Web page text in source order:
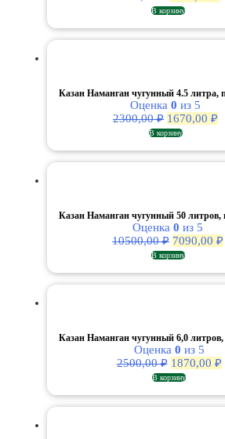
цена
В корзину
Казан Наманган чугунный 4.5 литра,
Оценка 0 из 5
2300,00₽
цена
1670,00 ₽
В корзину
Казан Наманган чугунный 50 литров,
Оценка 0 из 5
10500,00₽
цена
7090,00 ₽
В корзину
Казан Наманган чугунный 6,0 литров,
Оценка 0 из 5
2500,00₽
цена
1870,00 ₽
В корзину